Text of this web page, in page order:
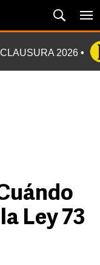
2026
Ley 73